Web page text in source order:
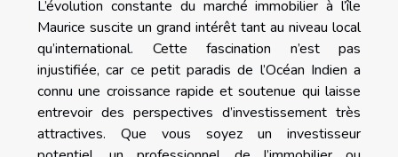
L’évolution constante du marché immobilier à l’île
Maurice suscite un grand intérêt tant au niveau local
qu’international. Cette fascination n’est pas
injustifiée, car ce petit paradis de l’Océan Indien a
connu une croissance rapide et soutenue qui laisse
entrevoir des perspectives d’investissement très
attractives. Que vous soyez un investisseur